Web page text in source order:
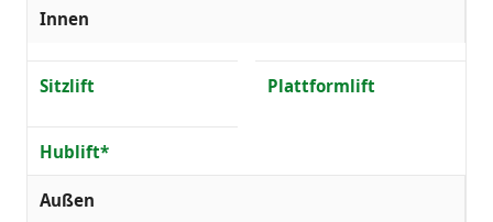
Innen
Sitzlift Plattformlift
Hublift*
Außen